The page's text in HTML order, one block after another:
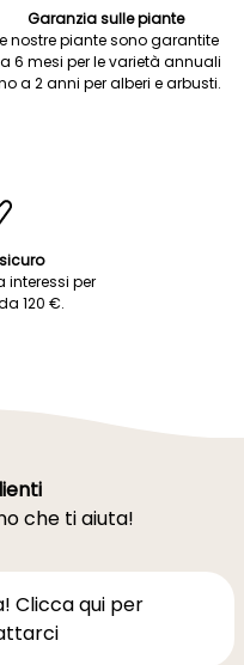
Garanzia sulle piante
nostre piante sono garantite
6 mesi per le varietà annuali
a 2 anni per alberi e arbusti.
interessi per
120 €.
che ti aiuta!
Clicca qui per